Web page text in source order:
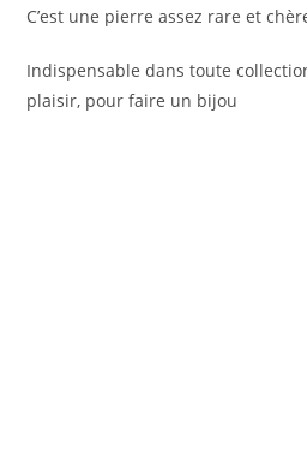
C’est une pierre assez rare et
Indispensable dans toute
plaisir, pour faire un bijou